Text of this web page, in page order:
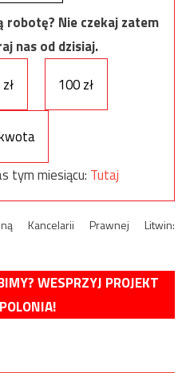
robotę? Nie czekaj zatem
nas od dzisiaj.
100 zł
tym miesiącu: Tutaj
Kancelarii Prawnej Litwin:
WESPRZYJ PROJEKT